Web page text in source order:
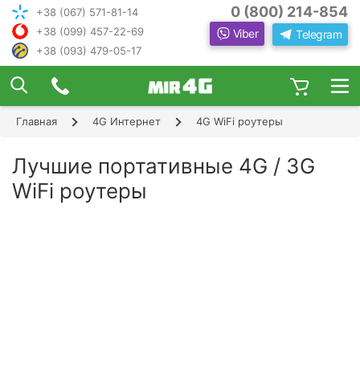
+38 (067) 571-81-14
+38 (099) 457-22-69
+38 (093) 479-05-17
0 (800) 214-854
Viber Telegram
Главная 4G Интернет 4G WiFi роутеры
Лучшие портативные 4G / 3G
WiFi роутеры
ПОДОБРАТЬ ИНТЕРНЕТ С ИН
ЖЕНЕРОМ-
КОНСУЛЬТАНТОМ
оборудование, ответьте, пожалуйста, на
щие вопросы:
В каком населенном пункте Вы хотите
×